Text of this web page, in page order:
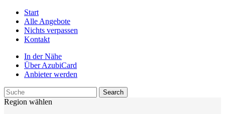
Start
Alle Angebote
Nichts verpassen
Kontakt
In der Nähe
Über AzubiCard
Anbieter werden
Region wählen